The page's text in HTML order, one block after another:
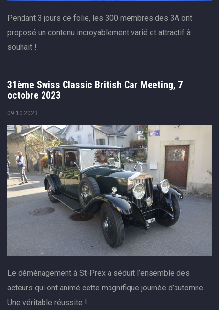
Pendant 3 jours de folie, les 300 membres des 3A ont
proposé un contenu incroyablement varié et attractif à
souhait !
31ème Swiss Classic British Car Meeting, 7
octobre 2023
09.10.2023
Le déménagement à St-Prex a séduit l’ensemble des
acteurs qui ont animé cette magnifique journée d’automne.
Une véritable réussite !